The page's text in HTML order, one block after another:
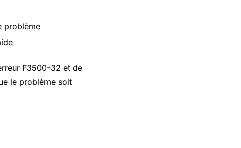
problème
F3500-32 et de
le problème soit